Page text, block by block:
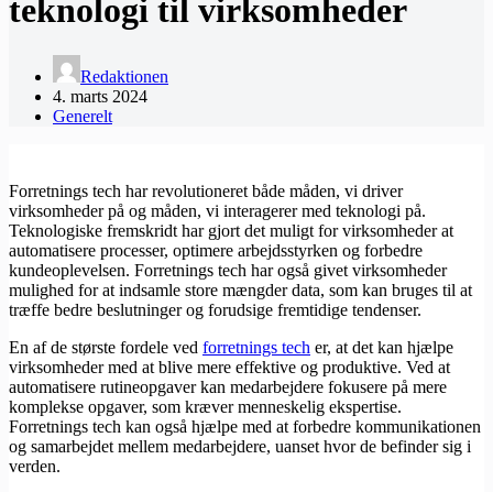
teknologi til virksomheder
Redaktionen
4. marts 2024
Generelt
Forretnings tech har revolutioneret både måden, vi driver
virksomheder på og måden, vi interagerer med teknologi på.
Teknologiske fremskridt har gjort det muligt for virksomheder at
automatisere processer, optimere arbejdsstyrken og forbedre
kundeoplevelsen. Forretnings tech har også givet virksomheder
mulighed for at indsamle store mængder data, som kan bruges til at
træffe bedre beslutninger og forudsige fremtidige tendenser.
En af de største fordele ved forretnings tech er, at det kan hjælpe
virksomheder med at blive mere effektive og produktive. Ved at
automatisere rutineopgaver kan medarbejdere fokusere på mere
komplekse opgaver, som kræver menneskelig ekspertise.
Forretnings tech kan også hjælpe med at forbedre kommunikationen
og samarbejdet mellem medarbejdere, uanset hvor de befinder sig i
verden.